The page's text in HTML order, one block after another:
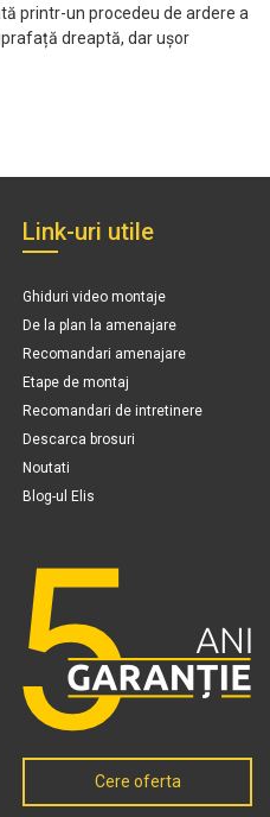
printr-un procedeu de ardere a
dreaptă, dar ușor
Link-uri utile
Ghiduri video montaje
De la plan la amenajare
Recomandari amenajare
Etape de montaj
Recomandari de intretinere
Descarca brosuri
Noutati
Blog-ul Elis
Cere oferta